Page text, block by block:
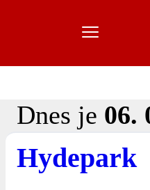
Dnes je 06.
Hydepark